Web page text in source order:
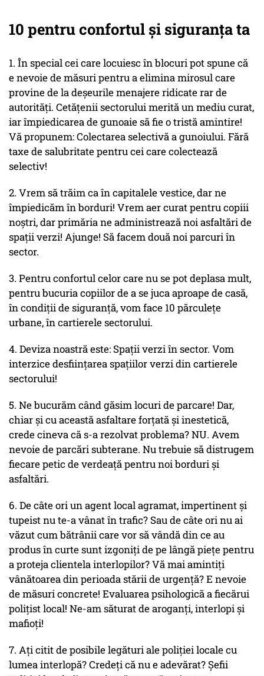
10 pentru confortul și siguranța ta
1. În special cei care locuiesc în blocuri pot spune că
e nevoie de măsuri pentru a elimina mirosul care
provine de la deșeurile menajere ridicate rar de
autorități. Cetățenii sectorului merită un mediu curat,
iar împiedicarea de gunoaie să fie o tristă amintire!
Vă propunem: Colectarea selectivă a gunoiului. Fără
taxe de salubritate pentru cei care colectează
selectiv!
2. Vrem să trăim ca în capitalele vestice, dar ne
împiedicăm în borduri! Vrem aer curat pentru copiii
noștri, dar primăria ne administrează noi asfaltări de
spații verzi! Ajunge! Să facem două noi parcuri în
sector.
3. Pentru confortul celor care nu se pot deplasa mult,
pentru bucuria copiilor de a se juca aproape de casă,
în condiții de siguranță, vom face 10 părculețe
urbane, în cartierele sectorului.
4. Deviza noastră este: Spații verzi în sector. Vom
interzice desființarea spațiilor verzi din cartierele
sectorului!
5. Ne bucurăm când găsim locuri de parcare! Dar,
chiar și cu această asfaltare forțată și inestetică,
crede cineva că s-a rezolvat problema? NU. Avem
nevoie de parcări subterane. Nu trebuie să distrugem
fiecare petic de verdeață pentru noi borduri și
asfaltări.
6. De câte ori un agent local agramat, impertinent și
tupeist nu te-a vânat în trafic? Sau de câte ori nu ai
văzut cum bătrânii care vor să vândă din ce au
produs în curte sunt izgoniți de pe lângă piețe pentru
a proteja clientela interlopilor? Vă mai amintiți
vânătoarea din perioada stării de urgență? E nevoie
de măsuri concrete! Evaluarea psihologică a fiecărui
polițist local! Ne-am săturat de aroganți, interlopi și
mafioți!
7. Ați citit de posibile legături ale poliției locale cu
lumea interlopă? Credeți că nu e adevărat? Șefii